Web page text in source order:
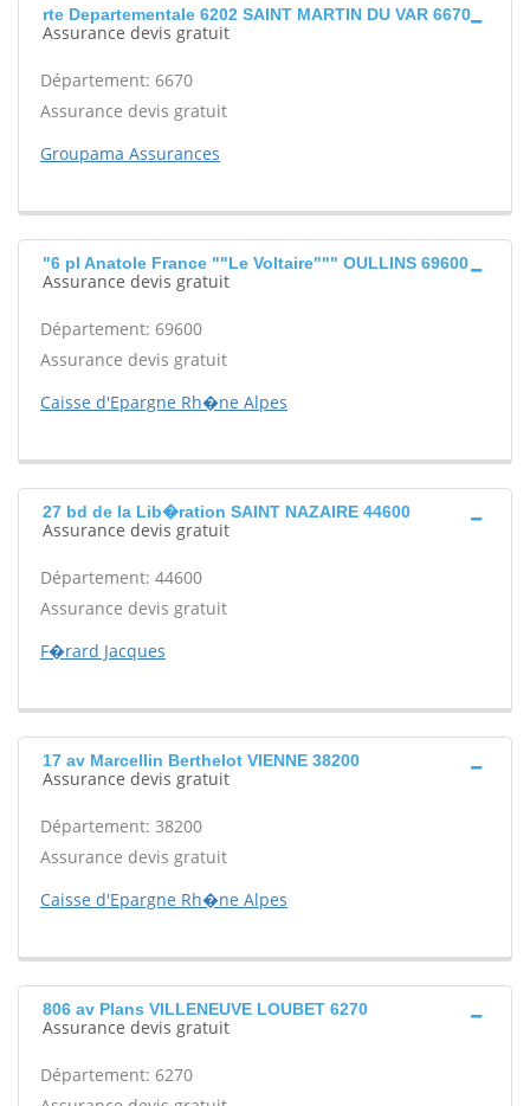
rte Departementale 6202 SAINT MARTIN DU VAR 6670
Assurance devis gratuit
Département: 6670
Assurance devis gratuit
Groupama Assurances
"6 pl Anatole France ""Le Voltaire""" OULLINS 69600
Assurance devis gratuit
Département: 69600
Assurance devis gratuit
Caisse d'Epargne Rh�ne Alpes
27 bd de la Lib�ration SAINT NAZAIRE 44600
Assurance devis gratuit
Département: 44600
Assurance devis gratuit
F�rard Jacques
17 av Marcellin Berthelot VIENNE 38200
Assurance devis gratuit
Département: 38200
Assurance devis gratuit
Caisse d'Epargne Rh�ne Alpes
806 av Plans VILLENEUVE LOUBET 6270
Assurance devis gratuit
Département: 6270